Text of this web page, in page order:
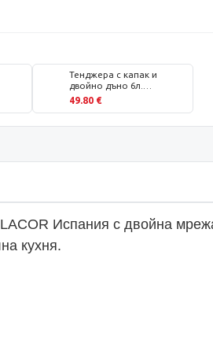
Тенджера с капак и
двойно дъно 6л.
Германия
49.80 €
Испания с двойна
кухня.